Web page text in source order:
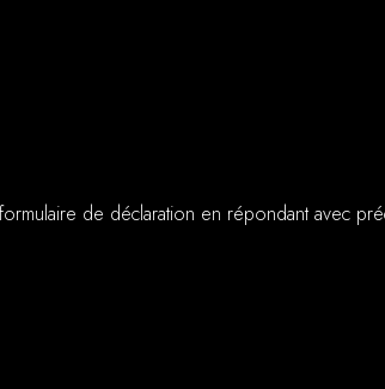
de déclaration en répondant avec